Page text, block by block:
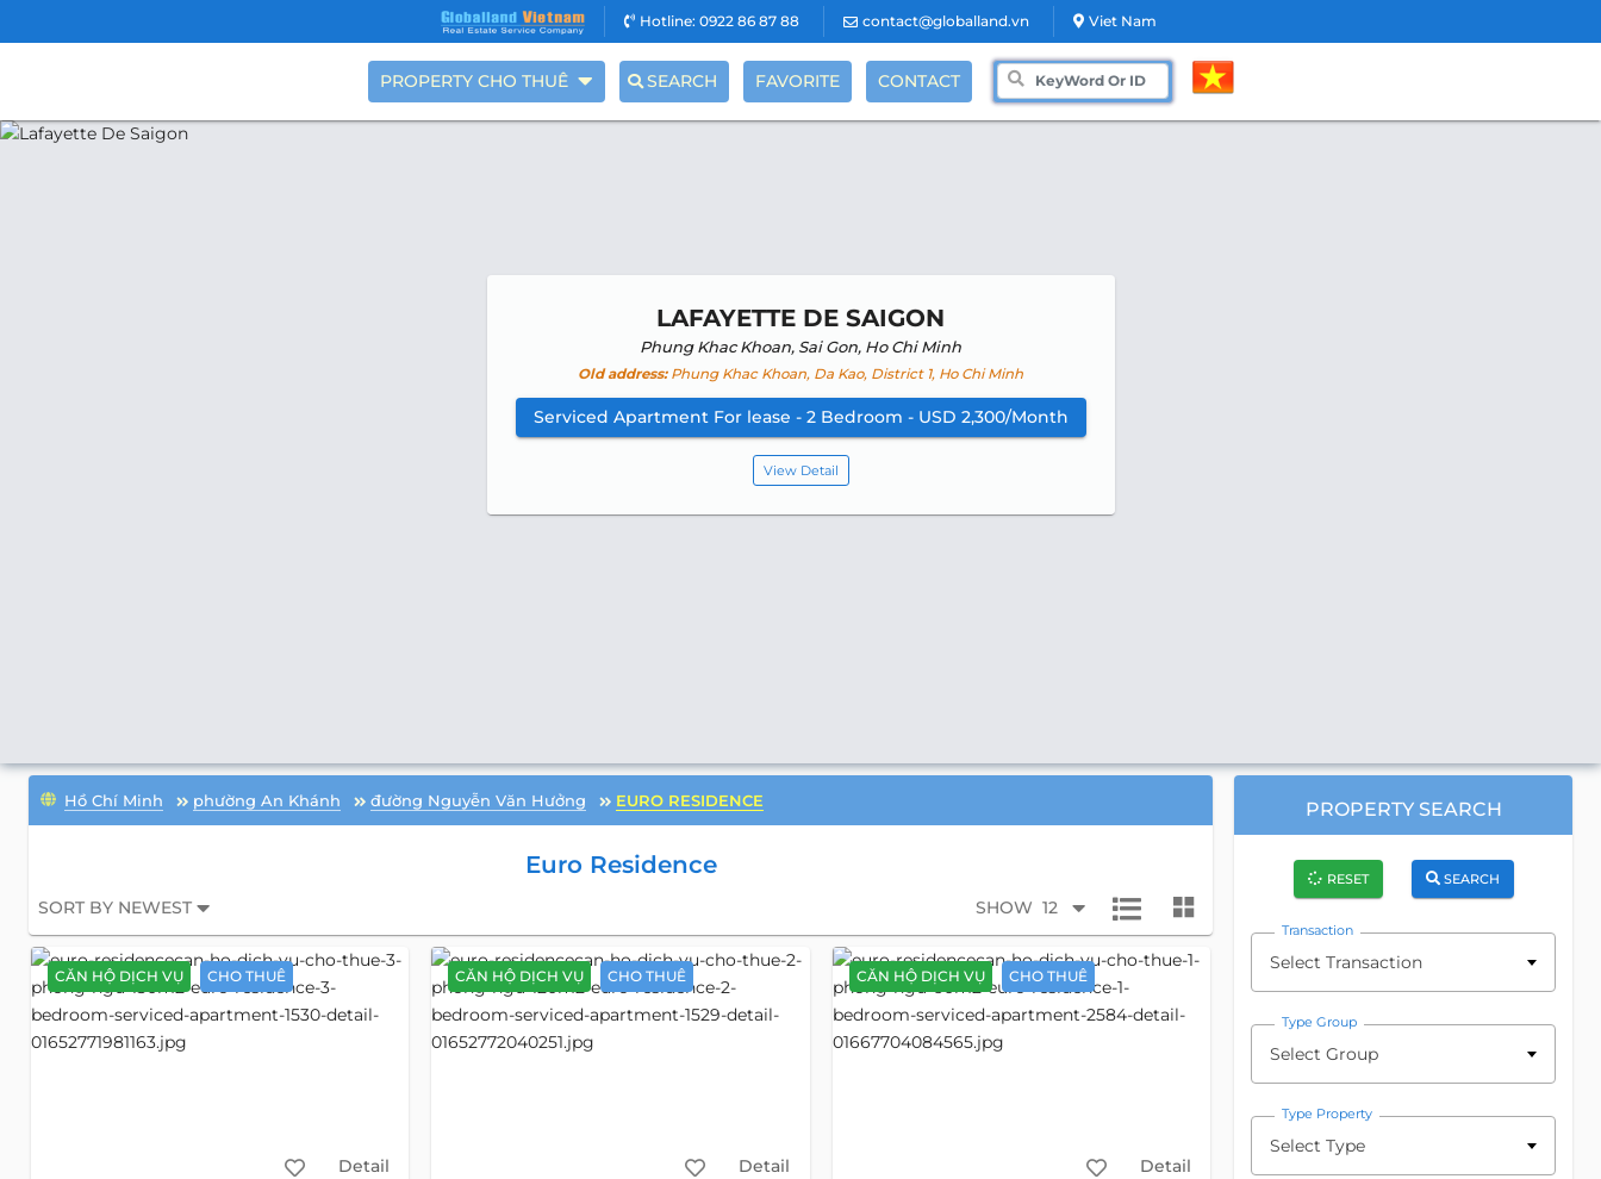
Hotline: 0922 86 87 88 contact@globalland.vn Viet Nam
PROPERTY CHO THUÊ SEARCH FAVORITE CONTACT
LAFAYETTE DE SAIGON
Phung Khac Khoan, Sai Gon, Ho Chi Minh
Old address:Phung Khac Khoan, Da Kao, District 1, Ho Chi Minh
Serviced Apartment For lease - 2 Bedroom - USD 2,300/Month
View Detail
Hồ Chí Minh phường An Khánh đường Nguyễn Văn Hưởng EURO RESIDENCE
Euro Residence
SORT BY NEWEST SHOW 12
CĂN HỘ DỊCH VỤ CHO THUÊ
Detail
CĂN HỘ DỊCH VỤ CHO THUÊ
Detail
CĂN HỘ DỊCH VỤ CHO THUÊ
Detail
PROPERTY SEARCH
RESET SEARCH
Transaction
Select Transaction
Type Group
Select Group
Type Property
Select Type